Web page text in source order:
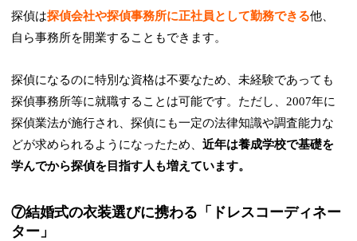
探偵は探偵会社や探偵事務所に正社員として勤務できる他、
自ら事務所を開業することもできます。
探偵になるのに特別な資格は不要なため、未経験であっても
探偵事務所等に就職することは可能です。ただし、2007年に
探偵業法が施行され、探偵にも一定の法律知識や調査能力な
どが求められるようになったため、近年は養成学校で基礎を
学んでから探偵を目指す人も増えています。
⑦結婚式の衣装選びに携わる「ドレスコーディネー
ター」